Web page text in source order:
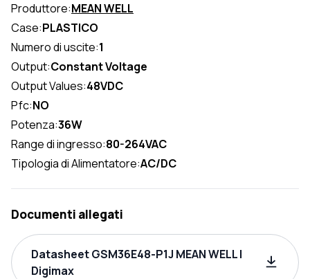
Produttore:MEAN WELL
Case:PLASTICO
Numero di uscite:1
Output:Constant Voltage
Output Values:48VDC
Pfc:NO
Potenza:36W
Range di ingresso:80-264VAC
Tipologia di Alimentatore:AC/DC
Documenti allegati
Datasheet GSM36E48-P1J MEAN WELL |
Digimax